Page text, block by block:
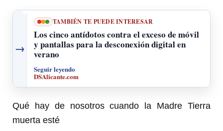
→
TAMBIÉN TE PUEDE INTERESAR
Los cinco antídotos contra el exceso de móvil
y pantallas para la desconexión digital en
verano
Seguir leyendo
DSAlicante.com
Qué hay de nosotros cuando la Madre Tierra
muerta esté